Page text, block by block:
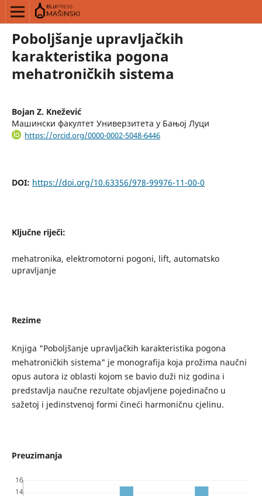
Poboljšanje upravljačkih
karakteristika pogona
mehatroničkih sistema
Bojan Z. Knežević
Машински факултет Универзитета у Бањој Луци
https://orcid.org/0000-0002-5048-6446
DOI: https://doi.org/10.63356/978-99976-11-00-0
Ključne riječi:
mehatronika, elektromotorni pogoni, lift, automatsko
upravljanje
Rezime
Knjiga "Poboljšanje upravljačkih karakteristika pogona
mehatroničkih sistema" je monografija koja prožima naučni
opus autora iz oblasti kojom se bavio duži niz godina i
predstavlja naučne rezultate objavljene pojedinačno u
sažetoj i jedinstvenoj formi čineći harmoničnu cjelinu.
Preuzimanja